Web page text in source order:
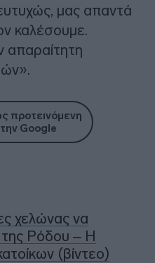
μας απαντά
καλέσουμε.
απαραίτητη
προτεινόμενη
Google
χελώνας να
της Ρόδου – Η
(βίντεο)